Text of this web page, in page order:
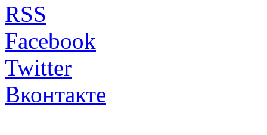
RSS
Facebook
Twitter
Вконтакте